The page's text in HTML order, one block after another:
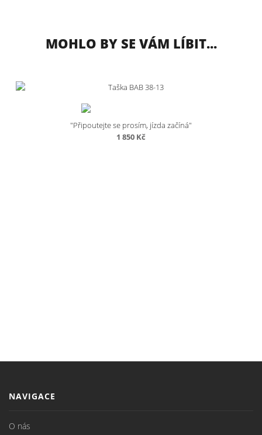
MOHLO BY SE VÁM LÍBIT...
"Připoutejte se prosím, jízda začíná"
1 850 Kč
NAVIGACE
O nás